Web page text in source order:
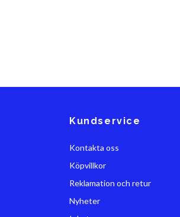
Kundservice
Kontakta oss
Köpvillkor
Reklamation och retur
Nyheter